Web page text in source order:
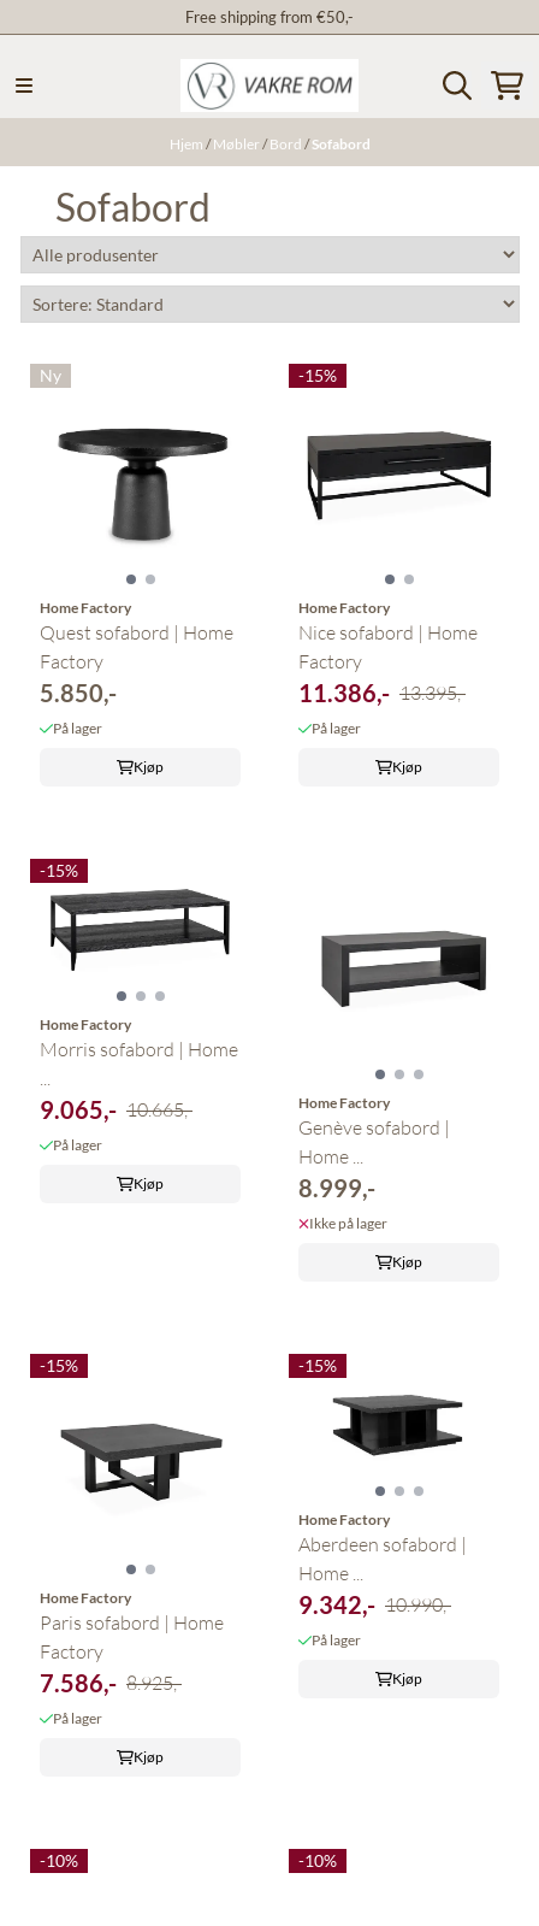
Free shipping from €50,-
Hjem /Møbler /Bord /Sofabord
Sofabord
Ny
Home Factory
Quest sofabord | Home
Factory
5.850,-
På lager
Kjøp
-15%
Home Factory
Nice sofabord | Home
Factory
11.386,- 13.395,-
På lager
Kjøp
-15%
Home Factory
Morris sofabord | Home
9.065,- 10.665,-
På lager
Kjøp
Home Factory
Genève sofabord |
Home ...
8.999,-
Ikke på lager
Kjøp
-15%
Home Factory
Paris sofabord | Home
Factory
7.586,- 8.925,-
På lager
Kjøp
-15%
Home Factory
Aberdeen sofabord |
Home ...
9.342,- 10.990,-
På lager
Kjøp
-10% -10%